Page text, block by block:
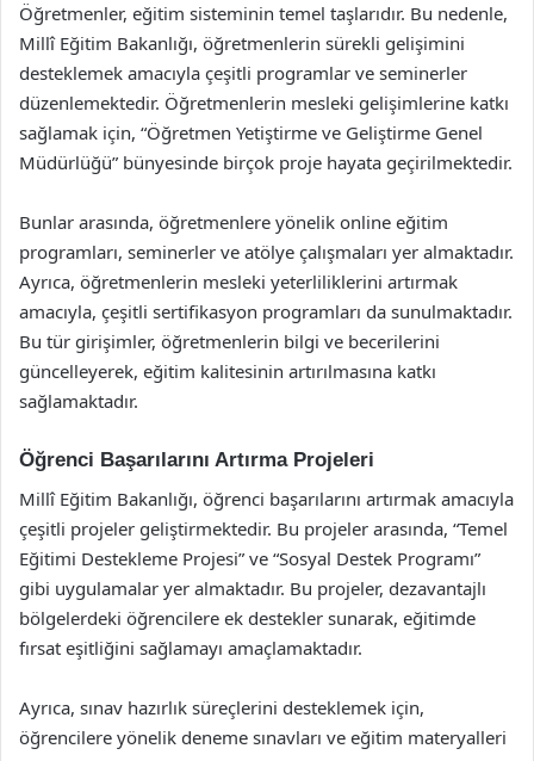
Öğretmenler, eğitim sisteminin temel taşlarıdır. Bu nedenle,
Millî Eğitim Bakanlığı, öğretmenlerin sürekli gelişimini
desteklemek amacıyla çeşitli programlar ve seminerler
düzenlemektedir. Öğretmenlerin mesleki gelişimlerine katkı
sağlamak için, “Öğretmen Yetiştirme ve Geliştirme Genel
Müdürlüğü” bünyesinde birçok proje hayata geçirilmektedir.
Bunlar arasında, öğretmenlere yönelik online eğitim
programları, seminerler ve atölye çalışmaları yer almaktadır.
Ayrıca, öğretmenlerin mesleki yeterliliklerini artırmak
amacıyla, çeşitli sertifikasyon programları da sunulmaktadır.
Bu tür girişimler, öğretmenlerin bilgi ve becerilerini
güncelleyerek, eğitim kalitesinin artırılmasına katkı
sağlamaktadır.
Öğrenci Başarılarını Artırma Projeleri
Millî Eğitim Bakanlığı, öğrenci başarılarını artırmak amacıyla
çeşitli projeler geliştirmektedir. Bu projeler arasında, “Temel
Eğitimi Destekleme Projesi” ve “Sosyal Destek Programı”
gibi uygulamalar yer almaktadır. Bu projeler, dezavantajlı
bölgelerdeki öğrencilere ek destekler sunarak, eğitimde
fırsat eşitliğini sağlamayı amaçlamaktadır.
Ayrıca, sınav hazırlık süreçlerini desteklemek için,
öğrencilere yönelik deneme sınavları ve eğitim materyalleri